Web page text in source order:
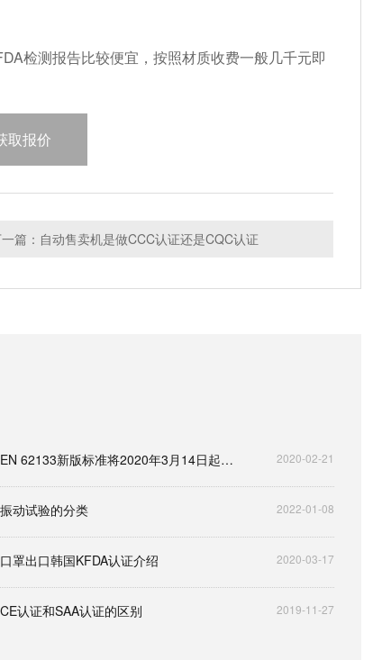
检测报告比较便宜，按照材质收费一般几千元即
取报价
篇：自动售卖机是做CCC认证还是CQC认证
EN 62133新版标准将2020年3月14日起强制执行 2020-02-21
振动试验的分类 2022-01-08
口罩出口韩国KFDA认证介绍 2020-03-17
CE认证和SAA认证的区别 2019-11-27